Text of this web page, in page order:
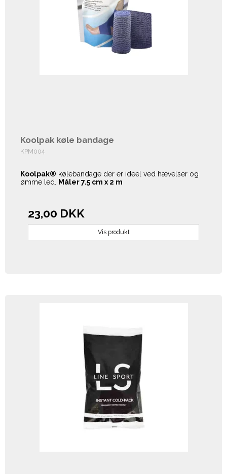
Koolpak køle bandage
KPM004
Koolpak® kølebandage der er ideel ved hævelser og
ømme led.
Måler 7.5 cm x 2 m
23,00 DKK
Vis produkt